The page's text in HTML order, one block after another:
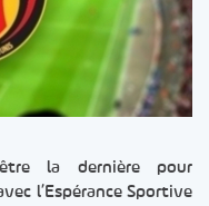
la dernière pour
l’Espérance Sportive